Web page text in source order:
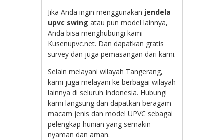
Jika Anda ingin menggunakan jendela
upvc swing atau pun model lainnya,
Anda bisa menghubungi kami
Kusenupvc.net. Dan dapatkan gratis
survey dan juga pemasangan dari kami.
Selain melayani wilayah Tangerang,
kami juga melayani ke berbagai wilayah
lainnya di seluruh Indonesia. Hubungi
kami langsung dan dapatkan beragam
macam jenis dan model UPVC sebagai
pelengkap hunian yang semakin
nyaman dan aman.